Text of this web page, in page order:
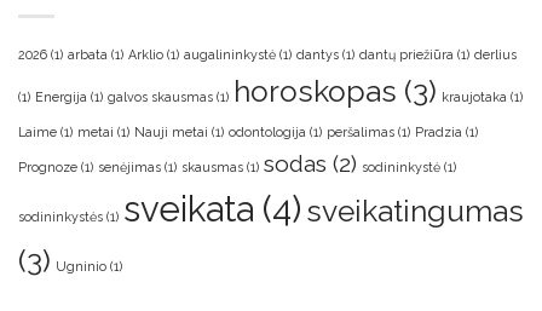
2026 (1) arbata (1) Arklio (1) augalininkystė (1) dantys (1) dantų priežiūra (1) derlius
(1) Energija (1) galvos skausmas (1) horoskopas (3) kraujotaka (1)
Laime (1) metai (1) Nauji metai (1) odontologija (1) peršalimas (1) Pradzia (1)
Prognoze (1) senėjimas (1) skausmas (1) sodas (2) sodininkystė (1)
sodininkystės (1) sveikata (4) sveikatingumas
(3) Ugninio (1)